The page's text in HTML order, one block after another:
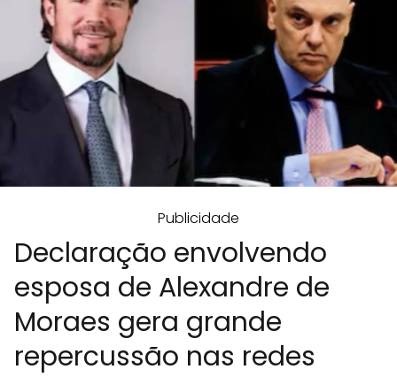
Publicidade
Declaração envolvendo
esposa de Alexandre de
Moraes gera grande
repercussão nas redes